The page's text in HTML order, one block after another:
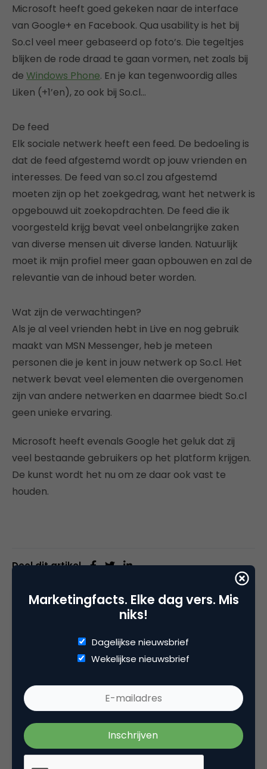
Microsoft heeft goed gekeken naar de interface
van Google+ en Facebook. Qua usability is het bij
So.cl veel meer gebaseerd op foto’s. Die tegeltjes
blijken de rode draad te gaan vormen, net zoals bij
de Windows Phone. En je kan tegenwoordig alles
Liken (+1’en), zo ook bij So.cl…
De feed
Elk sociale netwerk heeft een feed. De bedoeling is
dat de feed afgestemd wordt op jouw vrienden en
interesses. De feed van so.cl zou afgestemd
moeten zijn op het zoekgedrag, want het netwerk is
opgebouwd uit zoekopdrachten. De feed die ik
voorgesteld krijg bevat veel onbelangrijke zaken
van diverse mensen uit diverse landen. Natuurlijk
moet ik mijn profiel meer gaan opbouwen en zal de
relevantie van de inhoud beter worden.
Wat zijn de verwachtingen?
Als je al veel vrienden hebt in Live en nog gebruik
maakt van MSN Messenger, heb je meteen
personen die je kent in jouw netwerk op So.cl. Het
netwerk bevat veel elementen die overgenomen
zijn van andere netwerken en daarmee biedt So.cl
geen unieke ervaring.
Microsoft heeft evenals Google het geluk dat zij
veel bestaande gebruikers op het platform krijgen.
De kunst wordt het nu om ze daar ook vast te
houden.
Deel dit artikel
Harald Heukers
Eigenaar bijIk Hou Van Marketing
Eigenaar van Ik Hou Van Marketing. Ik Hou Van
Marketing is dé nieuwsbrief en community voor
marketing en communicatie professionals die
willen groeien in hun vakgebied. +20 Jaar actief in
online marketing. Gewerkt voor o.a. Univé, VGZ,
Marketingfacts. Elke dag vers. Mis
niks!
Dagelijkse nieuwsbrief
Wekelijkse nieuwsbrief